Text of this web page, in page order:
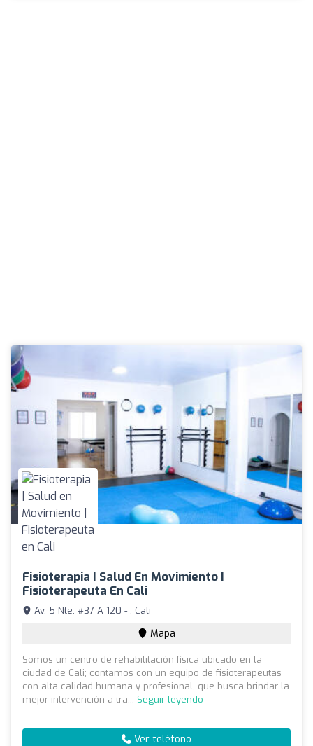
Fisioterapia | Salud En Movimiento |
Fisioterapeuta En Cali
Av. 5 Nte. #37 A 120 - , Cali
Mapa
Somos un centro de rehabilitación física ubicado en la
ciudad de Cali; contamos con un equipo de fisioterapeutas
con alta calidad humana y profesional, que busca brindar la
mejor intervención a tra... Seguir leyendo
Ver teléfono